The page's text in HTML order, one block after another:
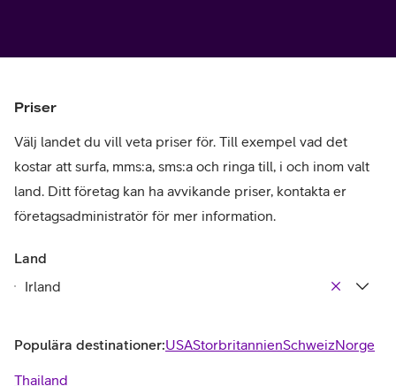
Priser
Välj landet du vill veta priser för. Till exempel vad det
kostar att surfa, mms:a, sms:a och ringa till, i och inom valt
land. Ditt företag kan ha avvikande priser, kontakta er
företagsadministratör för mer information.
Land
Populära destinationer:USAStorbritannienSchweizNorge
Thailand